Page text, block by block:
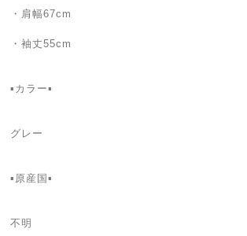
・肩幅67cm
・袖丈55cm
▪カラー▪
グレー
▪️原産国▪
不明